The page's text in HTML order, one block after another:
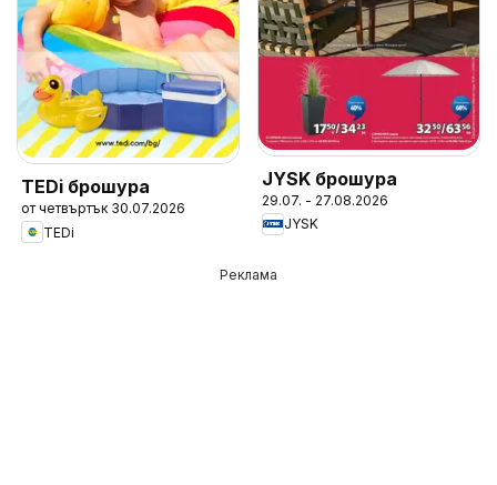
TEDi брошура
от четвъртък 30.07.2026
TEDi
JYSK брошура
29.07. - 27.08.2026
JYSK
Реклама